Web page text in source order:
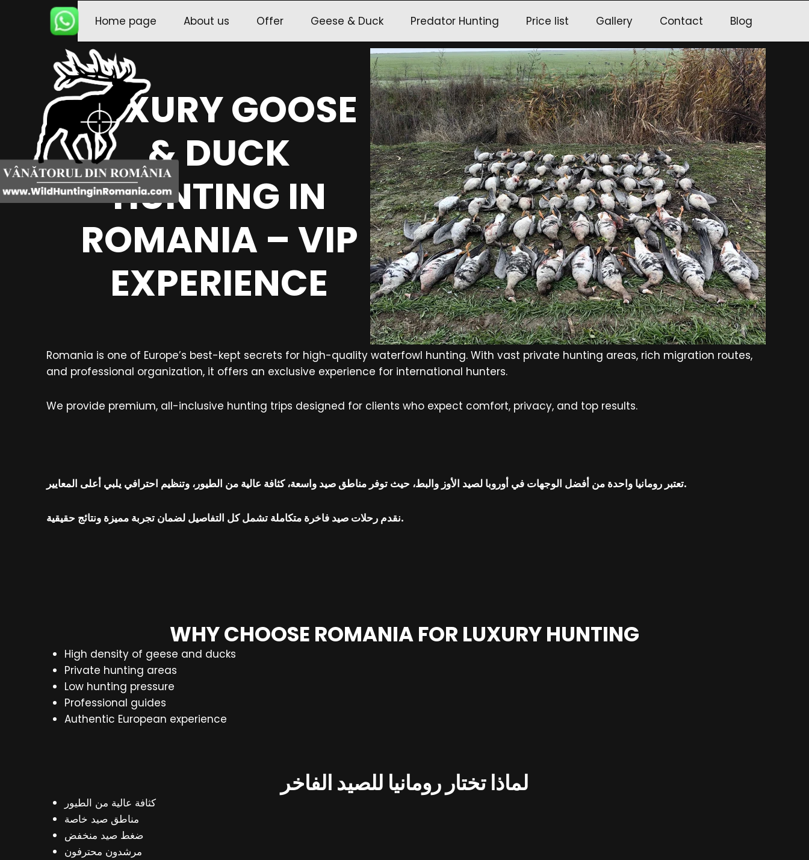
Home page About us Offer Geese & Duck Predator Hunting Price list Gallery Contact Blog
LUXURY GOOSE
& DUCK
HUNTING IN
ROMANIA – VIP
EXPERIENCE
Romania is one of Europe’s best-kept secrets for high-quality waterfowl hunting. With vast private hunting areas, rich migration routes,
and professional organization, it offers an exclusive experience for international hunters.
We provide premium, all-inclusive hunting trips designed for clients who expect comfort, privacy, and top results.
تعتبر رومانيا واحدة من أفضل الوجهات في أوروبا لصيد الأوز والبط، حيث توفر مناطق صيد واسعة، كثافة عالية من الطيور، وتنظيم احترافي يلبي أعلى المعايير.
نقدم رحلات صيد فاخرة متكاملة تشمل كل التفاصيل لضمان تجربة مميزة ونتائج حقيقية.
WHY CHOOSE ROMANIA FOR LUXURY HUNTING
High density of geese and ducks
Private hunting areas
Low hunting pressure
Professional guides
Authentic European experience
لماذا تختار رومانيا للصيد الفاخر
كثافة عالية من الطيور
مناطق صيد خاصة
ضغط صيد منخفض
مرشدون محترفون